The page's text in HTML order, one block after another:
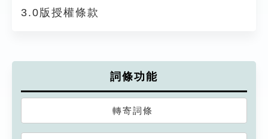
3.0版授權條款
詞條功能
轉寄詞條